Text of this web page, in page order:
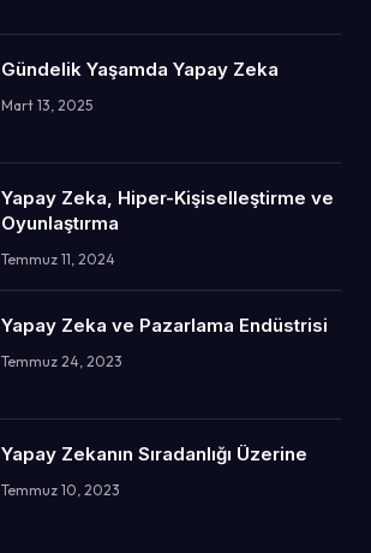
Gündelik Yaşamda Yapay Zeka
Mart 13, 2025
Yapay Zeka, Hiper-Kişiselleştirme ve
Oyunlaştırma
Temmuz 11, 2024
Yapay Zeka ve Pazarlama Endüstrisi
Temmuz 24, 2023
Yapay Zekanın Sıradanlığı Üzerine
Temmuz 10, 2023